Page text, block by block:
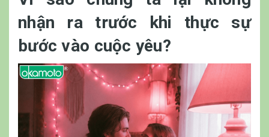
nhận ra trước khi thực sự
bước vào cuộc yêu?